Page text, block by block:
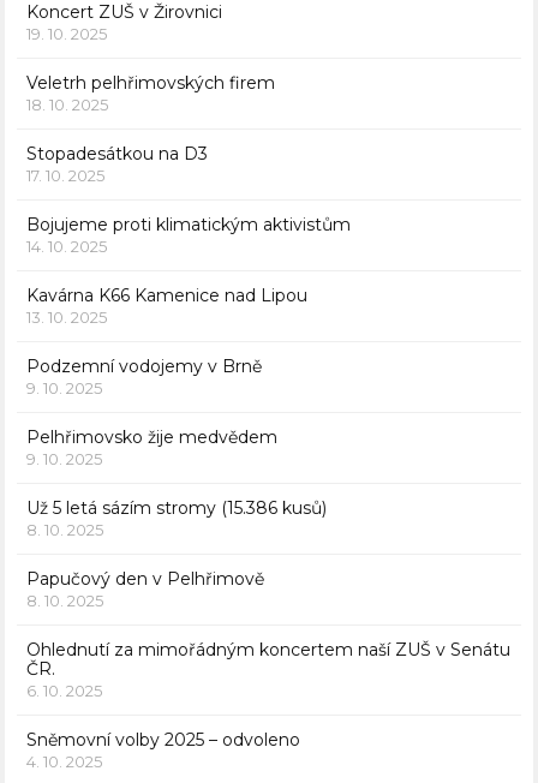
Koncert ZUŠ v Žirovnici
19. 10. 2025
Veletrh pelhřimovských firem
18. 10. 2025
Stopadesátkou na D3
17. 10. 2025
Bojujeme proti klimatickým aktivistům
14. 10. 2025
Kavárna K66 Kamenice nad Lipou
13. 10. 2025
Podzemní vodojemy v Brně
9. 10. 2025
Pelhřimovsko žije medvědem
9. 10. 2025
Už 5 letá sázím stromy (15.386 kusů)
8. 10. 2025
Papučový den v Pelhřimově
8. 10. 2025
Ohlednutí za mimořádným koncertem naší ZUŠ v Senátu
ČR.
6. 10. 2025
Sněmovní volby 2025 – odvoleno
4. 10. 2025